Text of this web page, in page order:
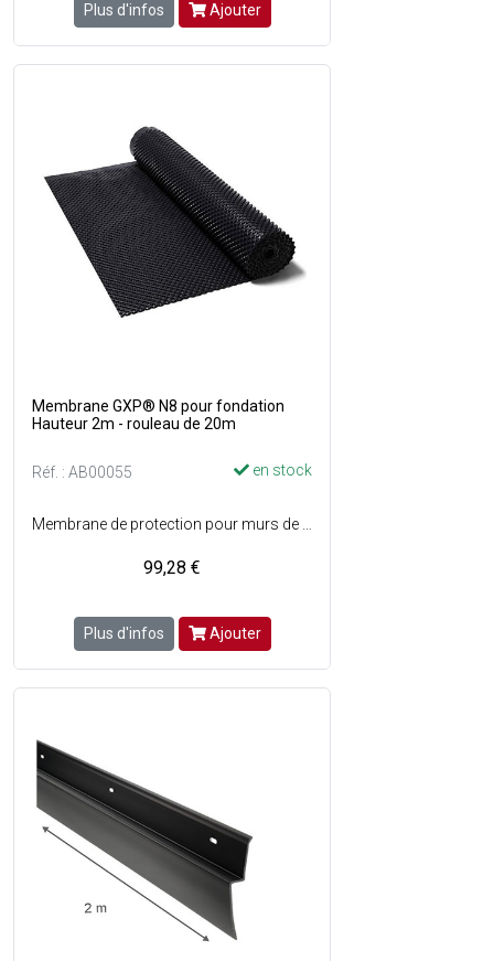
Plus d'infos Ajouter
Membrane GXP® N8 pour fondation
Hauteur 2m - rouleau de 20m
Réf. : AB00055 en stock
99,28 €
Plus d'infos Ajouter